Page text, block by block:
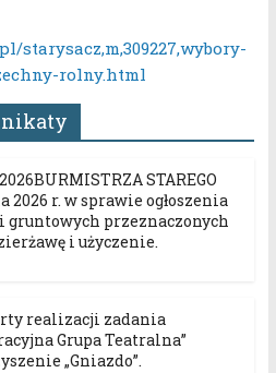
starysacz,m,309227,wybory-
rolny.html
STAREGO
2026 r. w sprawie ogłoszenia
przeznaczonych
i użyczenie.
realizacji zadania
Grupa Teatralna”
„Gniazdo”.